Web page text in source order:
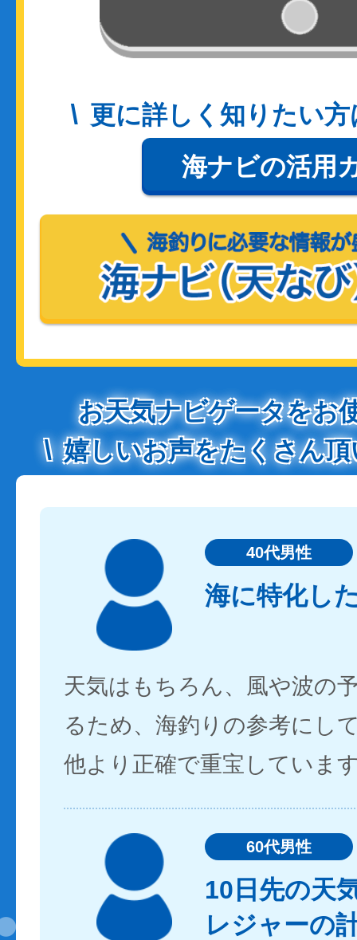
更に詳しく知りたい
海ナビの活用
お天気ナビゲータをお
嬉しいお声をたくさん
40代男性
海に特化し
天気はもちろん、風や波の
るため、海釣りの参考にし
他より正確で重宝していま
60代男性
10日先の天
レジャーの